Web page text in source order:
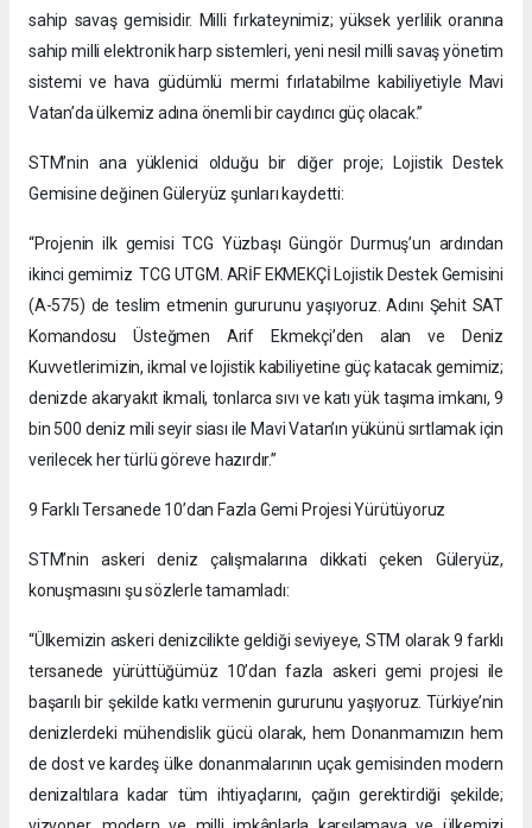
sahip savaş gemisidir. Milli fırkateynimiz; yüksek yerlilik oranına
sahip milli elektronik harp sistemleri, yeni nesil milli savaş yönetim
sistemi ve hava güdümlü mermi fırlatabilme kabiliyetiyle Mavi
Vatan’da ülkemiz adına önemli bir caydırıcı güç olacak.”
STM’nin ana yüklenici olduğu bir diğer proje; Lojistik Destek
Gemisine değinen Güleryüz şunları kaydetti:
“Projenin ilk gemisi TCG Yüzbaşı Güngör Durmuş’un ardından
ikinci gemimiz TCG UTGM. ARİF EKMEKÇİ Lojistik Destek Gemisini
(A-575) de teslim etmenin gururunu yaşıyoruz. Adını Şehit SAT
Komandosu Üsteğmen Arif Ekmekçi’den alan ve Deniz
Kuvvetlerimizin, ikmal ve lojistik kabiliyetine güç katacak gemimiz;
denizde akaryakıt ikmali, tonlarca sıvı ve katı yük taşıma imkanı, 9
bin 500 deniz mili seyir siası ile Mavi Vatan’ın yükünü sırtlamak için
verilecek her türlü göreve hazırdır.”
9 Farklı Tersanede 10’dan Fazla Gemi Projesi Yürütüyoruz
STM’nin askeri deniz çalışmalarına dikkati çeken Güleryüz,
konuşmasını şu sözlerle tamamladı:
“Ülkemizin askeri denizcilikte geldiği seviyeye, STM olarak 9 farklı
tersanede yürüttüğümüz 10’dan fazla askeri gemi projesi ile
başarılı bir şekilde katkı vermenin gururunu yaşıyoruz. Türkiye’nin
denizlerdeki mühendislik gücü olarak, hem Donanmamızın hem
de dost ve kardeş ülke donanmalarının uçak gemisinden modern
denizaltılara kadar tüm ihtiyaçlarını, çağın gerektirdiği şekilde;